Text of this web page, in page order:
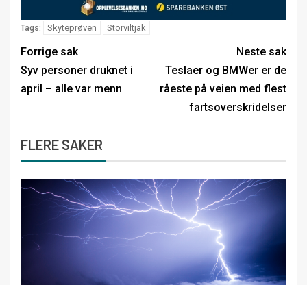
Tags: Skyteprøven Storviltjak
Forrige sak
Syv personer druknet i
april – alle var menn
Neste sak
Teslaer og BMWer er de
råeste på veien med flest
fartsoverskridelser
FLERE SAKER